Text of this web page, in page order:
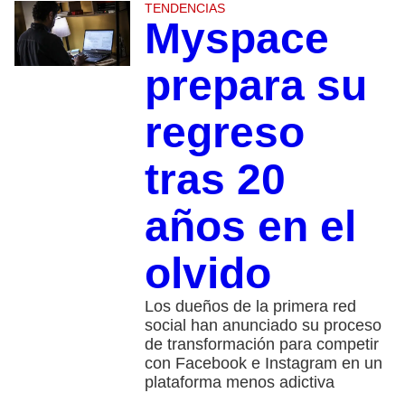
TENDENCIAS
Myspace
prepara su
regreso
tras 20
años en el
olvido
Los dueños de la primera red
social han anunciado su proceso
de transformación para competir
con Facebook e Instagram en un
plataforma menos adictiva